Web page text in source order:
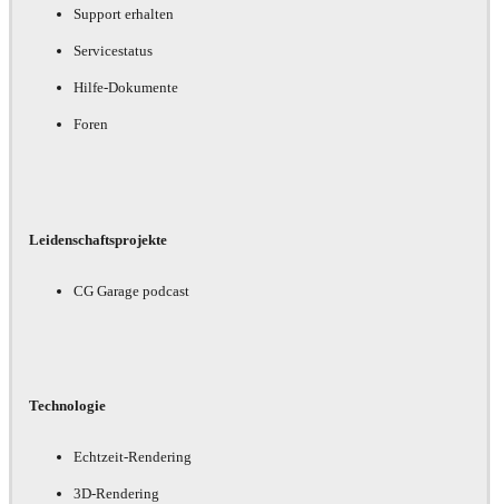
Support erhalten
Servicestatus
Hilfe-Dokumente
Foren
Leidenschaftsprojekte
CG Garage podcast
Technologie
Echtzeit-Rendering
3D-Rendering